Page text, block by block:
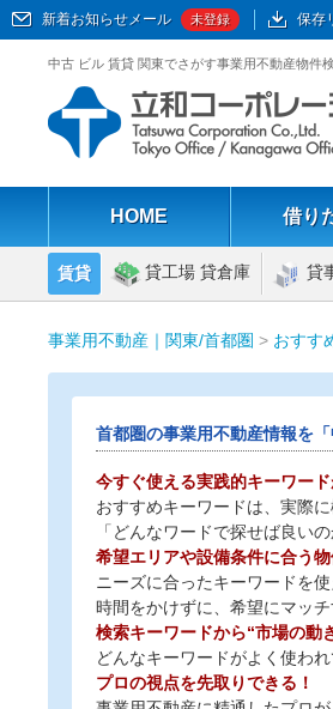
新着お知らせメール 未登録 保存
中古 ビル 賃貸 関東でさがす事業用不動産物件
HOME 借り
賃貸 貸工場 貸倉庫 貸
事業用不動産｜関東/首都圏 > おすす
首都圏の事業用不動産情報を
今すぐ使える実践的キーワード
おすすめキーワードは、実際
「どんなワードで探せば良い
希望エリアや設備条件に合う
ニーズに合ったキーワードを
時間をかけずに、希望にマッ
検索キーワードから“市場の動
どんなキーワードがよく使わ
プロの視点を先取りできる！